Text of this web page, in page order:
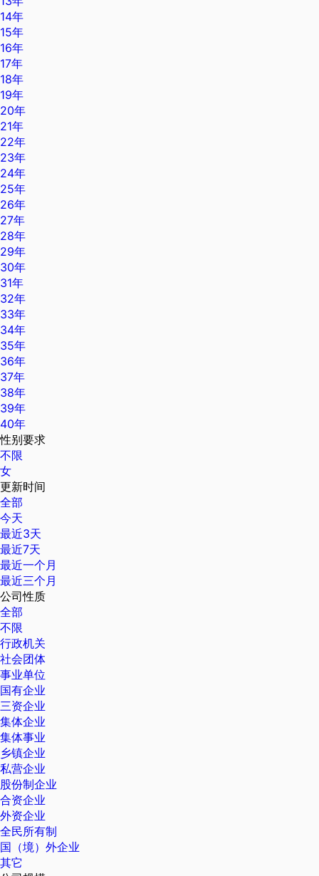
14年
15年
16年
17年
18年
19年
20年
21年
22年
23年
24年
25年
26年
27年
28年
29年
30年
31年
32年
33年
34年
35年
36年
37年
38年
39年
40年
性别要求
不限
女
更新时间
全部
今天
最近3天
最近7天
最近一个月
最近三个月
公司性质
全部
不限
行政机关
社会团体
事业单位
国有企业
三资企业
集体企业
集体事业
乡镇企业
私营企业
股份制企业
合资企业
外资企业
全民所有制
国（境）外企业
其它